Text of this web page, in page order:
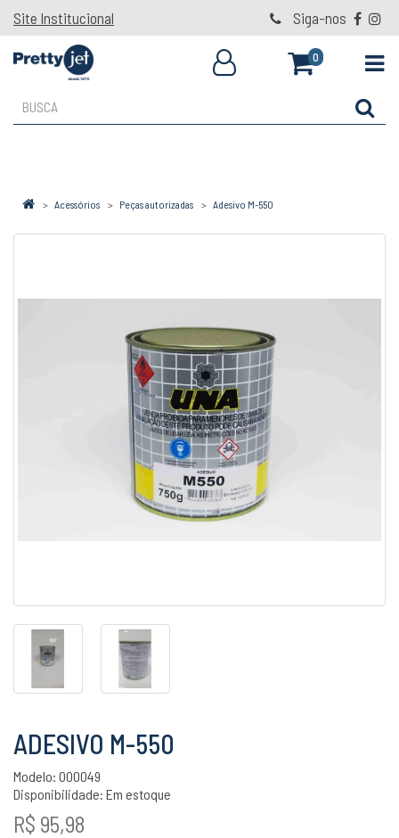
Site Institucional Siga-nos
0
Acessórios Peças autorizadas Adesivo M-550
ADESIVO M-550
Modelo: 000049
Disponibilidade: Em estoque
R$ 95,98